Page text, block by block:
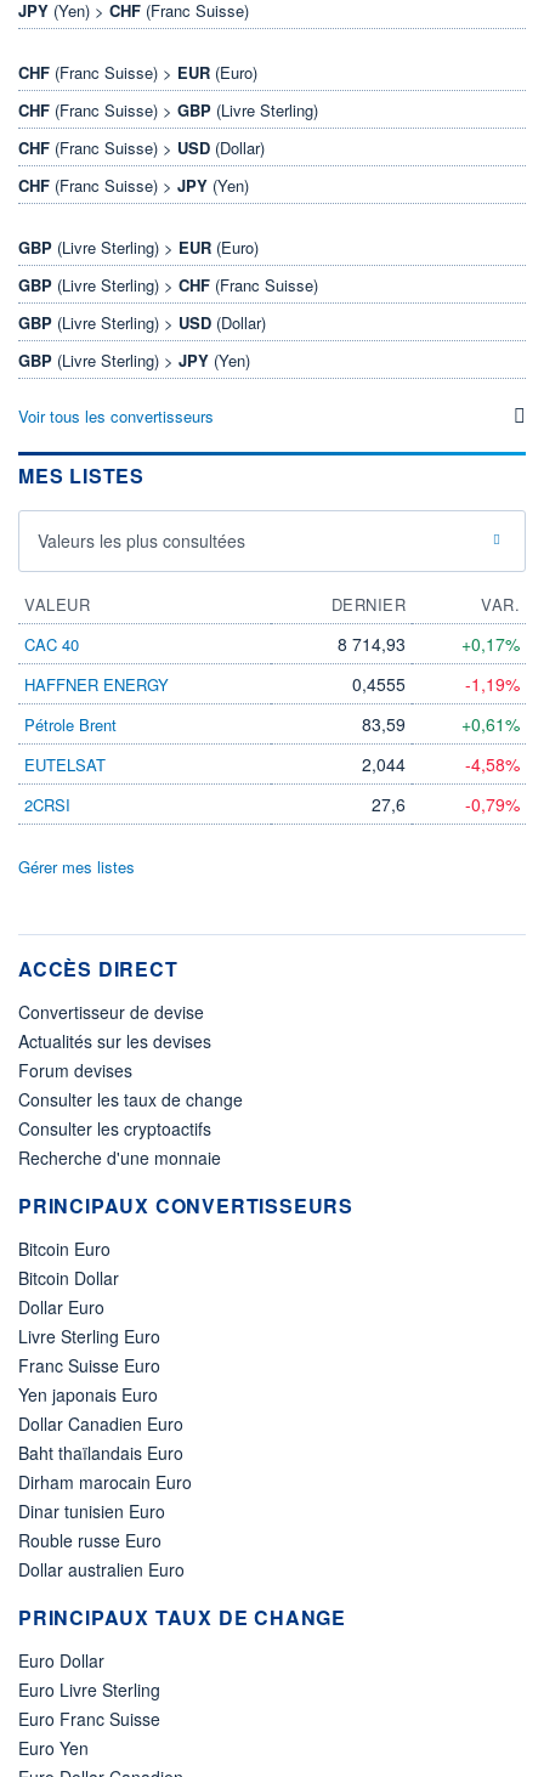
JPY (Yen) > CHF (Franc Suisse)
CHF (Franc Suisse) > EUR (Euro)
CHF (Franc Suisse) > GBP (Livre Sterling)
CHF (Franc Suisse) > USD (Dollar)
CHF (Franc Suisse) > JPY (Yen)
GBP (Livre Sterling) > EUR (Euro)
GBP (Livre Sterling) > CHF (Franc Suisse)
GBP (Livre Sterling) > USD (Dollar)
GBP (Livre Sterling) > JPY (Yen)
Voir tous les convertisseurs
MES LISTES
Valeurs les plus consultées
VALEUR DERNIER
VAR.
CAC 40
8 714,93 +0,17%
HAFFNER ENERGY 0,4555 -1,19%
Pétrole Brent 83,59 +0,61%
EUTELSAT 2,044 -4,58%
2CRSI 27,6 -0,79%
Gérer mes listes
ACCÈS DIRECT
Convertisseur de devise
Actualités sur les devises
Forum devises
Consulter les taux de change
Consulter les cryptoactifs
Recherche d'une monnaie
PRINCIPAUX CONVERTISSEURS
Bitcoin Euro
Bitcoin Dollar
Dollar Euro
Livre Sterling Euro
Franc Suisse Euro
Yen japonais Euro
Dollar Canadien Euro
Baht thaïlandais Euro
Dirham marocain Euro
Dinar tunisien Euro
Rouble russe Euro
Dollar australien Euro
PRINCIPAUX TAUX DE CHANGE
Euro Dollar
Euro Livre Sterling
Euro Franc Suisse
Euro Yen